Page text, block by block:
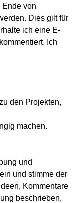
Ende von
Dies gilt für
ich eine E-
Ich
den Projekten,
machen.
und
und stimme der
Kommentare
beschrieben,